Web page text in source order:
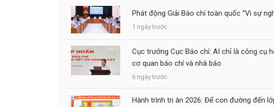
Phát động Giải Báo chí toàn quốc “Vì sự
1 ngày trước
Cục trưởng Cục Báo chí: AI chỉ là công cụ
cơ quan báo chí và nhà báo
6 ngày trước
Hành trình tri ân 2026: Để con đường đến